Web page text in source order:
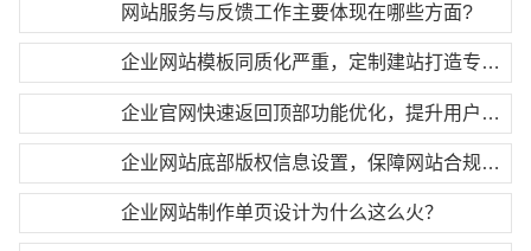
网站服务与反馈工作主要体现在哪些方面?
企业网站模板同质化严重，定制建站打造专属差异化优势
企业官网快速返回顶部功能优化，提升用户操作体验
企业网站底部版权信息设置，保障网站合规合法运营
企业网站制作单页设计为什么这么火？